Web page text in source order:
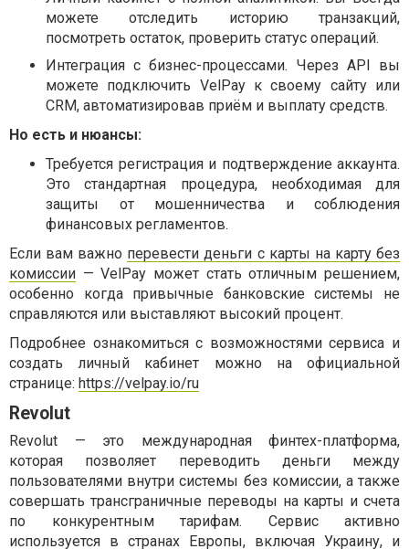
можете отследить историю транзакций,
посмотреть остаток, проверить статус операций.
Интеграция с бизнес-процессами. Через API вы
можете подключить VelPay к своему сайту или
CRM, автоматизировав приём и выплату средств.
Но есть и нюансы:
Требуется регистрация и подтверждение аккаунта.
Это стандартная процедура, необходимая для
защиты от мошенничества и соблюдения
финансовых регламентов.
Если вам важно перевести деньги с карты на карту без
комиссии — VelPay может стать отличным решением,
особенно когда привычные банковские системы не
справляются или выставляют высокий процент.
Подробнее ознакомиться с возможностями сервиса и
создать личный кабинет можно на официальной
странице: https://velpay.io/ru
Revolut
Revolut — это международная финтех-платформа,
которая позволяет переводить деньги между
пользователями внутри системы без комиссии, а также
совершать трансграничные переводы на карты и счета
по конкурентным тарифам. Сервис активно
используется в странах Европы, включая Украину, и